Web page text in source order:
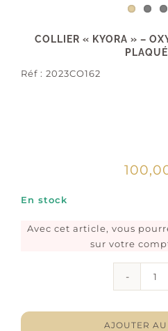
COLLIER « KYORA » –
Réf : 2023CO162
En stock
Avec cet article, vous
sur votre
-
AJOUTER